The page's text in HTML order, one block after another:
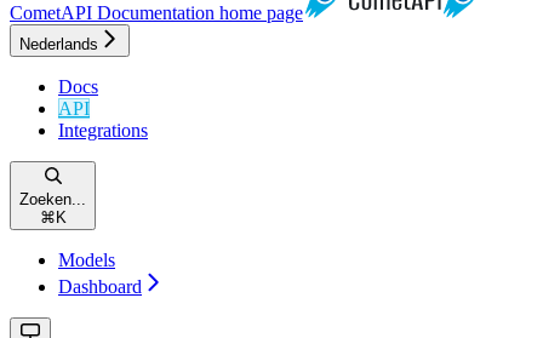
CometAPI Documentation home page
Nederlands
Docs
API
Integrations
Zoeken...
⌘ K
Models
Dashboard